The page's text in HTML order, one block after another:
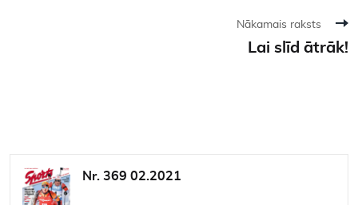
Nākamais raksts
Lai slīd ātrāk!
Nr. 369 02.2021